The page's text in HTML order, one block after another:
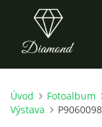
ÚVOD
Úvod Fotoalbum
Výstava